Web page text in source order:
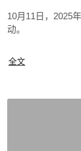
10月11日，2025
动。
全文